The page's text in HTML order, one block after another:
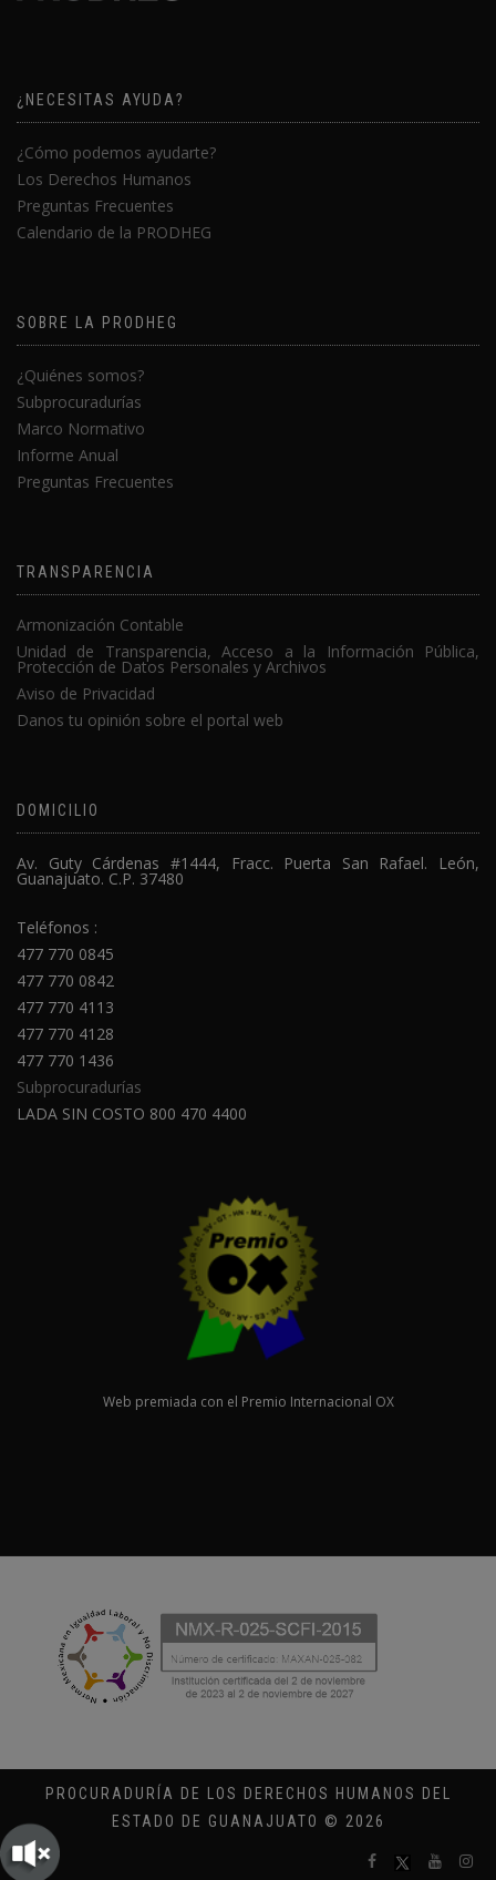
¿NECESITAS AYUDA?
¿Cómo podemos ayudarte?
Los Derechos Humanos
Preguntas Frecuentes
Calendario de la PRODHEG
SOBRE LA PRODHEG
¿Quiénes somos?
Subprocuradurías
Marco Normativo
Informe Anual
Preguntas Frecuentes
TRANSPARENCIA
Armonización Contable
Unidad de Transparencia, Acceso a la Información Pública,
Protección de Datos Personales y Archivos
Aviso de Privacidad
Danos tu opinión sobre el portal web
DOMICILIO
Av. Guty Cárdenas #1444, Fracc. Puerta San Rafael. León,
Guanajuato. C.P. 37480
Teléfonos :
477 770 0845
477 770 0842
477 770 4113
477 770 4128
477 770 1436
Subprocuradurías
LADA SIN COSTO 800 470 4400
Web premiada con el Premio Internacional OX
PROCURADURÍA DE LOS DERECHOS HUMANOS DEL
ESTADO DE GUANAJUATO © 2026